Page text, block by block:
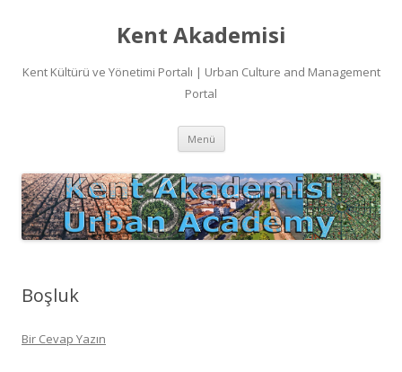
Kent Akademisi
Kent Kültürü ve Yönetimi Portalı | Urban Culture and Management
Portal
Menü İçeriğe
Boşluk
Bir Cevap Yazın